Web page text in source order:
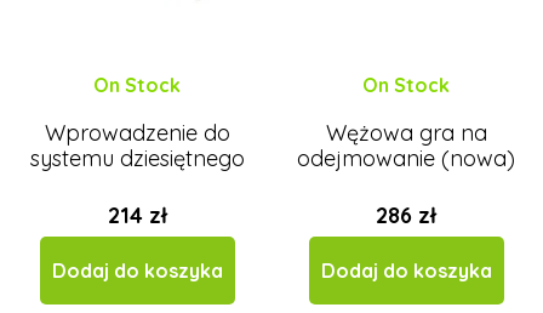
On Stock
Wprowadzenie do
systemu dziesiętnego
214 zł
Dodaj do koszyka
On Stock
Wężowa gra na
odejmowanie (nowa)
286 zł
Dodaj do koszyka